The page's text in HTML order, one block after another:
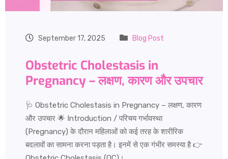
September 17, 2025 Blog Post
Obstetric Cholestasis in
Pregnancy – लक्षण, कारण और उपचार
🩺 Obstetric Cholestasis in Pregnancy – लक्षण, कारण
और उपचार 🌟 Introduction / परिचय गर्भावस्था
(Pregnancy) के दौरान महिलाओं को कई तरह के शारीरिक
बदलावों का सामना करना पड़ता है। इनमें से एक गंभीर समस्या है 👉